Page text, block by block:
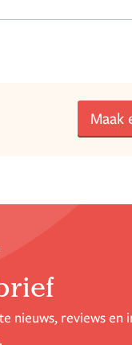
Maak
nieuws, reviews